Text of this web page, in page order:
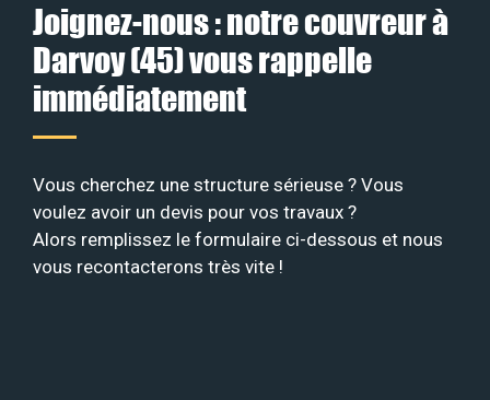
Joignez-nous : notre couvreur à
Darvoy (45) vous rappelle
immédiatement
Vous cherchez une structure sérieuse ? Vous
voulez avoir un devis pour vos travaux ?
Alors remplissez le formulaire ci-dessous et nous
vous recontacterons très vite !